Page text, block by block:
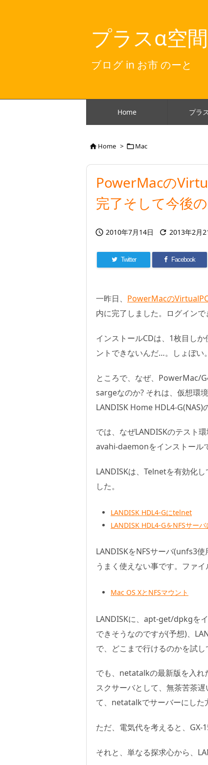
プラスα空間
ブログ in お市 のーと
Home プラ
Home > Mac
PowerMacの
完了そして今後
 2010年7月14日  2013年2月
Twitter Facebook
一昨日、 PowerMacの
内に完了しました。ログインで
インストールCDは、1枚目し
ントできないんだ…。しょぼい。
ところで、なぜ、PowerMac/
sargeなのか? それは、仮想環
LANDISK Home HDL4-G(NAS)
では、なぜLANDISKのテスト
avahi-daemonをインストール
LANDISKは、Telnetを有効化
した。
LANDISK HDL4-Gにtelnet
LANDISK HDL4-GをNFSサーバ
LANDISKをNFSサーバ(unfs3
うまく使えない事です。ファイ
Mac OS XとNFSマウント
LANDISKに、apt-get/dpkgを
できそうなのですが(予想)、
で、どこまで行けるのかを試し
でも、netatalkの最新版を入れ
スクサーバとして、無茶苦茶
て、netatalkでサーバーにした
ただ、電気代を考えると、GX-
それと、単なる探求心から、